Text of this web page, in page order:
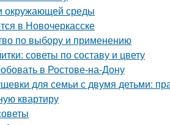
окружающей среды
в Новочеркасске
по выбору и применению
советы по составу и цвету
в Ростове-на-Дону
для семьи с двумя детьми:
квартиру